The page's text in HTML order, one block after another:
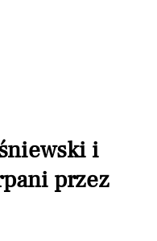
i
przez